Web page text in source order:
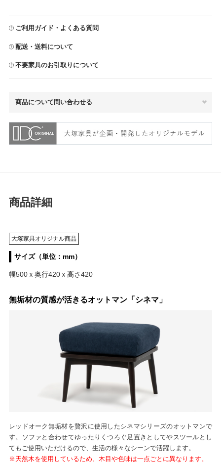
ご利用ガイド・よくある質問
配送・送料について
不要家具のお引取りについて
商品について問い合わせる
商品詳細
大塚家具オリジナル商品
サイズ（単位：mm）
幅500ｘ奥行420ｘ高さ420
無垢材の質感が活きるオットマン「シネマ」
レッドオーク無垢材を贅沢に使用したシネマシリーズのオットマンで
す。ソファと合わせてゆったりくつろぐ足置きとしてやスツールとし
てもご使用いただけるので、生活の様々なシーンで活躍します。
※天然木を使用しているため、木目や色味は一点ごとに異なります。